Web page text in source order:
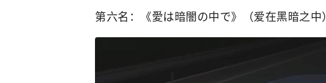
第六名：《愛は暗闇の中で》（爱在黑暗之中）